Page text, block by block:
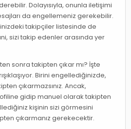
Dolayısıyla, onunla iletişimi
da engellemeniz gerekebilir.
takipçiler listesinde de
sizi takip edenler arasında yer
sonra takipten çıkar mı? İşte
Birini engellediğinizde,
çıkarmazsınız. Ancak,
gidip manuel olarak takipten
kişinin sizi görmesini
çıkarmanız gerekecektir.